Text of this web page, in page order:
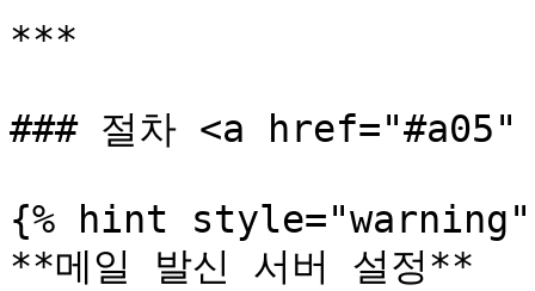
***
### 절차 <a
{% hint style="warning"
**메일 발신 서버 설정**